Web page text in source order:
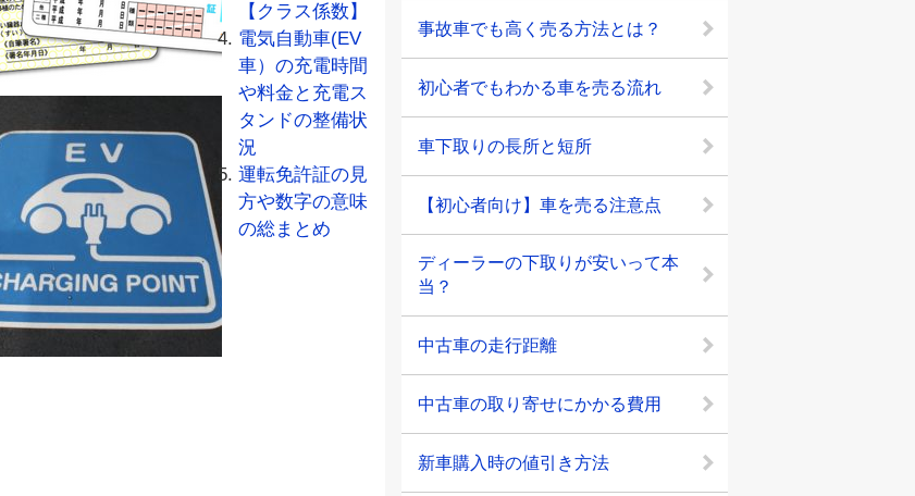
【クラス係数】
電気自動車(EV
車）の充電時間
や料金と充電ス
タンドの整備状
況
運転免許証の見
方や数字の意味
の総まとめ
事故車でも高く売る方法とは？
初心者でもわかる車を売る流れ
車下取りの長所と短所
【初心者向け】車を売る注意点
ディーラーの下取りが安いって本
当？
中古車の走行距離
中古車の取り寄せにかかる費用
新車購入時の値引き方法